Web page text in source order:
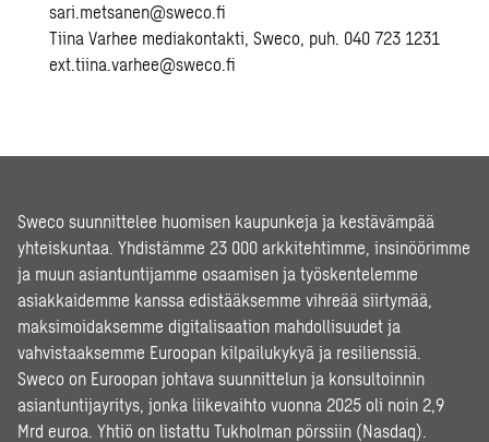
sari.metsanen@sweco.fi
Tiina Varhee mediakontakti, Sweco, puh. 040 723 1231
ext.tiina.varhee@sweco.fi
Sweco suunnittelee huomisen kaupunkeja ja kestävämpää
yhteiskuntaa. Yhdistämme 23 000 arkkitehtimme, insinöörimme
ja muun asiantuntijamme osaamisen ja työskentelemme
asiakkaidemme kanssa edistääksemme vihreää siirtymää,
maksimoidaksemme digitalisaation mahdollisuudet ja
vahvistaaksemme Euroopan kilpailukykyä ja resilienssiä.
Sweco on Euroopan johtava suunnittelun ja konsultoinnin
asiantuntijayritys, jonka liikevaihto vuonna 2025 oli noin 2,9
Mrd euroa. Yhtiö on listattu Tukholman pörssiin (Nasdaq).